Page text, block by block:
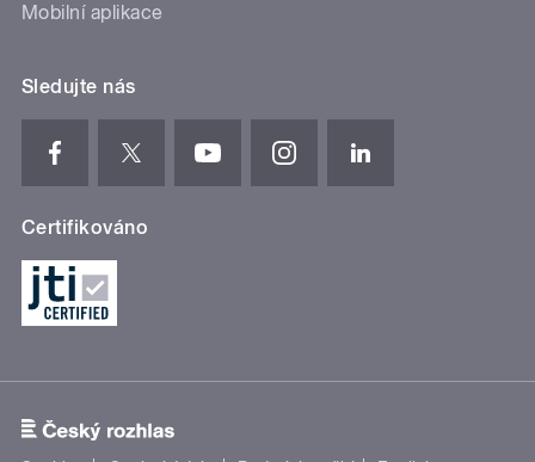
Mobilní aplikace
Sledujte nás
Certifikováno